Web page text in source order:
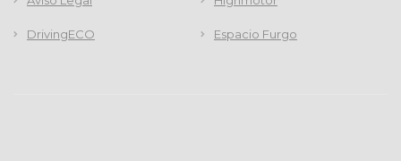
DrivingECO Espacio Furgo